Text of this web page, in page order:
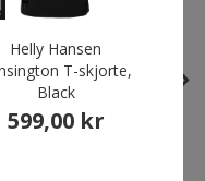
Helly Hansen
T-skjorte,
Black
599,00 kr